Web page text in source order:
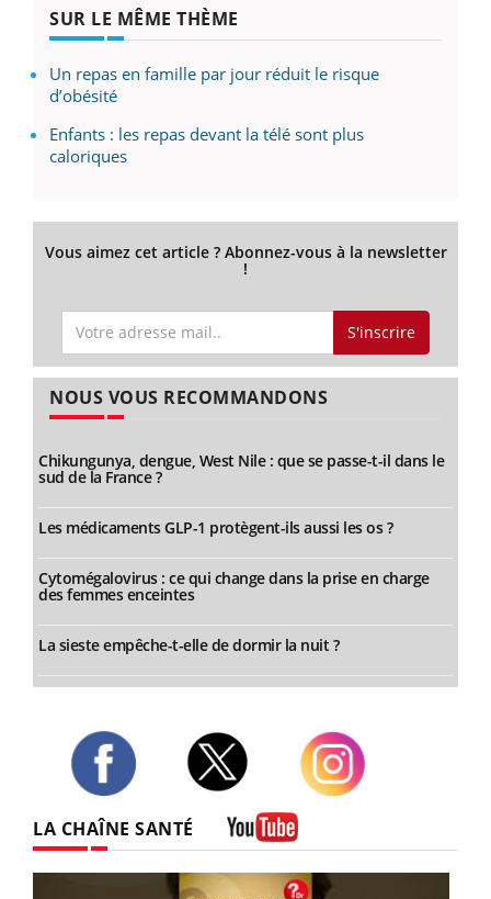
SUR LE MÊME THÈME
Un repas en famille par jour réduit le risque
d’obésité
Enfants : les repas devant la télé sont plus
caloriques
Vous aimez cet article ? Abonnez-vous à la newsletter
!
S'inscrire
NOUS VOUS RECOMMANDONS
Chikungunya, dengue, West Nile : que se passe-t-il dans le
sud de la France ?
Les médicaments GLP-1 protègent-ils aussi les os ?
Cytomégalovirus : ce qui change dans la prise en charge
des femmes enceintes
La sieste empêche-t-elle de dormir la nuit ?
LA CHAÎNE SANTÉ